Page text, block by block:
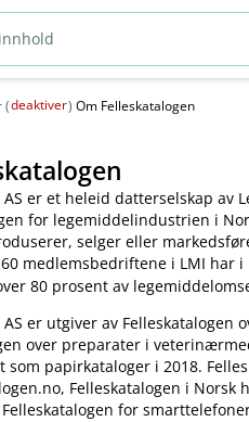
(deaktiver) Om Felleskatalogen
AS er et heleid datterselskap av
for legemiddelindustrien i
selger eller
medlemsbedriftene i LMI har
80 prosent av
AS er utgiver av
over preparater i
som papirkataloger i 2018.
Felleskatalogen i
for